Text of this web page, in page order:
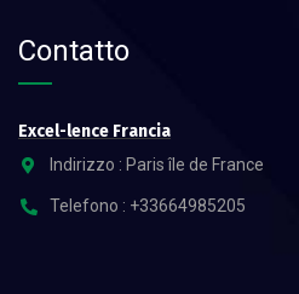
Contatto
Excel-lence Francia
Indirizzo : Paris île de France
Telefono : +33664985205